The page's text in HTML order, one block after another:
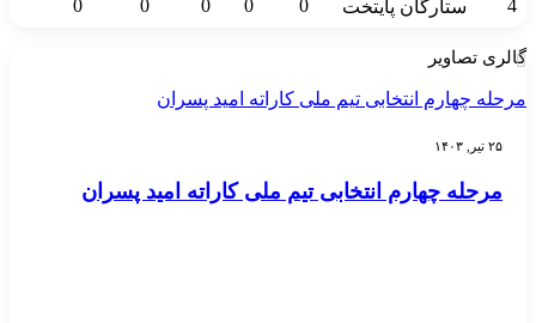
4 ستارگان پایتخت 0
0
0
0
0
گالری تصاویر
مرحله چهارم انتخابی تیم ملی کاراته امید پسران
۲۵ تیر, ۱۴۰۳
مرحله چهارم انتخابی تیم ملی کاراته امید پسران